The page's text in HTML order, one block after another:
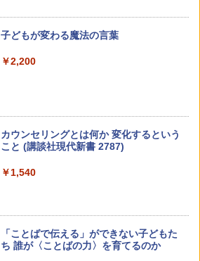
子どもが変わる魔法の言葉
￥2,200
カウンセリングとは何か 変化するという
こと (講談社現代新書 2787)
￥1,540
「ことばで伝える」ができない子どもた
ち 誰が〈ことばの力〉を育てるのか